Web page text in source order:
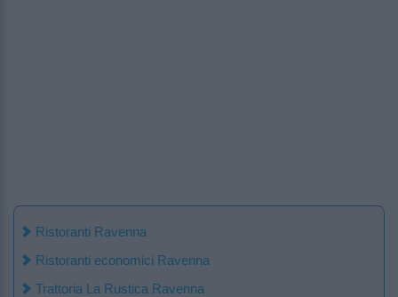
Ristoranti Ravenna
Ristoranti economici Ravenna
Trattoria La Rustica Ravenna